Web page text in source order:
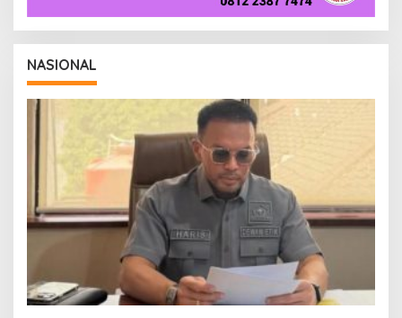
NASIONAL